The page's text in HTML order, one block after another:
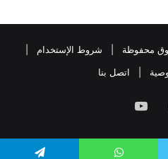
شروط الإستخدام
اتصل بنا
يوتيوب